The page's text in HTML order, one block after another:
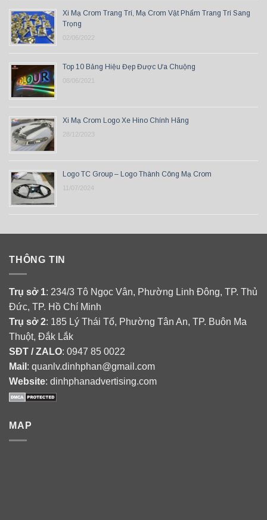
Xi Mạ Crom Trang Trí, Mạ Crom Vật Phẩm Trang Trí Sang
Trọng
02/06/2022
Top 10 Bảng Hiệu Đẹp Được Ưa Chuộng
08/06/2021
Xi Mạ Crom Logo Xe Hino Chính Hãng
28/12/2023
Logo TC Group – Logo Thành Công Mạ Crom
11/07/2024
THÔNG TIN
Trụ sở 1: 234/3 Tô Ngọc Vân, Phường Linh Đông, TP. Thủ
Đức, TP. Hồ Chí Minh
Trụ sở 2: 185 Lý Thái Tổ, Phường Tân An, TP. Buôn Ma
Thuột, Đắk Lắk
SĐT / ZALO: 0947 85 0022
Mail : quanlv.dinhphan@gmail.com
Website: dinhphanadvertising.com
MAP